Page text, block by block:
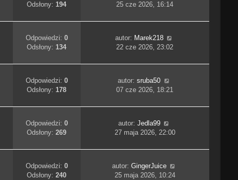
Odsłony:194
25 cze 2026, 16:14
Odpowiedzi: 0
Odsłony:134
autor: Marek218
22 cze 2026, 23:02
Odpowiedzi: 0
Odsłony:178
autor:sruba50
07 cze 2026, 18:21
Odpowiedzi: 0
Odsłony:269
autor: Jedla99
27 maja 2026, 22:00
Odpowiedzi: 0
Odsłony:240
autor: GingerJuice
25 maja 2026, 10:24